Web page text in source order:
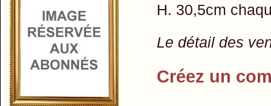
H. 30,5cm
Le détail des
Créez un